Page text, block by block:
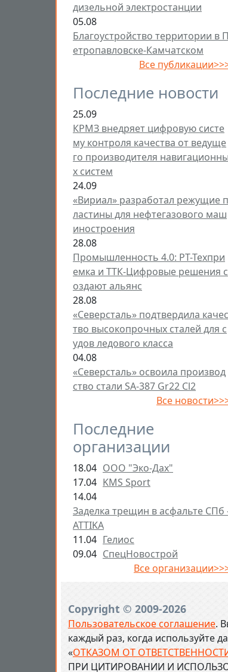
дизельной электростанции
05.08
Благоустройство территории в П
етропавловске-Камчатском
Все
Последние новости
25.09
КРМЗ внедряет цифровую систе
му контроля качества от ведуще
го производителя навигационны
х систем
24.09
«Вириал» разработал режущие п
ластины для нефтегазового маш
иностроения
28.08
Промышленность 4.0: РТ-Техпри
емка и ТТК-Цифровые решения с
оздают альянс
28.08
«Северсталь» подтвердила качес
тво высокопрочных сталей для с
удов ледового класса
04.08
«Северсталь» освоила производ
ство стали SA-387 Gr22 Cl2
Все
Последние
организации
18.04 ООО "Эко-Дах"
17.04 KMS Sport
14.04
Заделка трещин в асфальте СПб
ATTIKA
11.04 Гелиос
09.04 СпецНовострой
Все
Copyright © 2009-2026
Пользовательское соглашение.
каждый раз, когда используйте
«ОТКАЗОМ ОТ
ПРИ ЦИТИРОВАНИИ И